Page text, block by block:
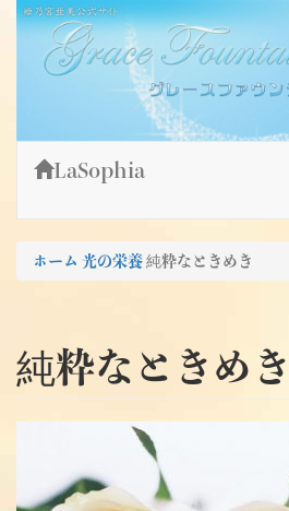
Skip
content
姫乃宮亜美公式サイト～Grace
グレースファウンテン
LaSophia
ホーム 光の栄養 純粋なときめき
純粋なときめき